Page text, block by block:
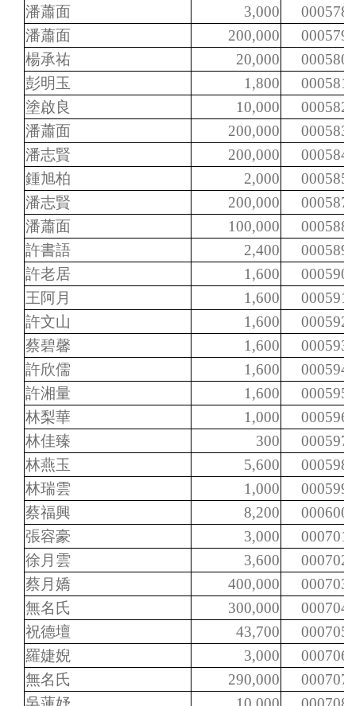
潘蕭面
3,000
000578
潘蕭面
200,000
000579
楊承祐
20,000
000580
彭明玉
1,800
000581
塗啟良
10,000
000582
潘蕭面
200,000
000583
潘志賢
200,000
000584
鍾旭柏
2,000
000585
潘志賢
200,000
000587
潘蕭面
100,000
000588
許書語
2,400
000589
許老居
1,600
000590
王阿月
1,600
000591
許文山
1,600
000592
蔡碧馨
1,600
000593
許欣儒
1,600
000594
許湘量
1,600
000595
林梨華
1,000
000596
林佳臻
300
000597
林燕玉
5,600
000598
林瑞雲
1,000
000599
蔡福興
8,200
000600
張容豪
3,000
000701
徐月雲
3,600
000702
蔡月嬌
400,000
000703
無名氏
300,000
000704
祝德壇
43,700
000705
羅婕婗
3,000
000706
無名氏
290,000
000707